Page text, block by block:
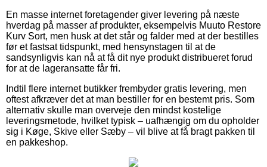
En masse internet foretagender giver levering på næste
hverdag på masser af produkter, eksempelvis Muuto Restore
Kurv Sort, men husk at det står og falder med at der bestilles
før et fastsat tidspunkt, med hensynstagen til at de
sandsynligvis kan nå at få dit nye produkt distribueret forud
for at de lageransatte får fri.
Indtil flere internet butikker frembyder gratis levering, men
oftest afkræver det at man bestiller for en bestemt pris. Som
alternativ skulle man overveje den mindst kostelige
leveringsmetode, hvilket typisk – uafhængig om du opholder
sig i Køge, Skive eller Sæby – vil blive at få bragt pakken til
en pakkeshop.